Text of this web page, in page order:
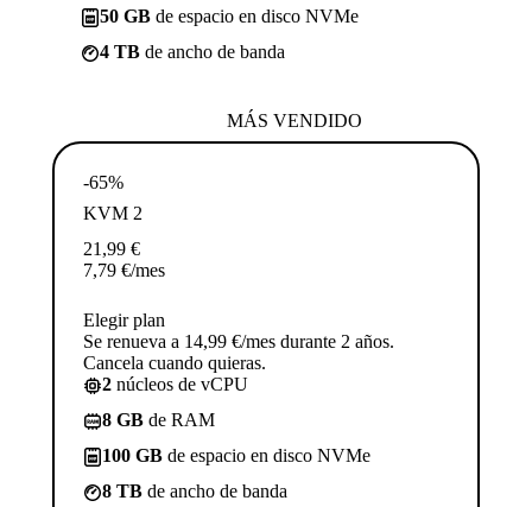
50 GB de espacio en disco NVMe
4 TB de ancho de banda
MÁS VENDIDO
-65%
KVM 2
21,99 €
7,79 €/mes
Elegir plan
Se renueva a 14,99 €/mes durante 2 años.
Cancela cuando quieras.
2 núcleos de vCPU
8 GB de RAM
100 GB de espacio en disco NVMe
8 TB de ancho de banda